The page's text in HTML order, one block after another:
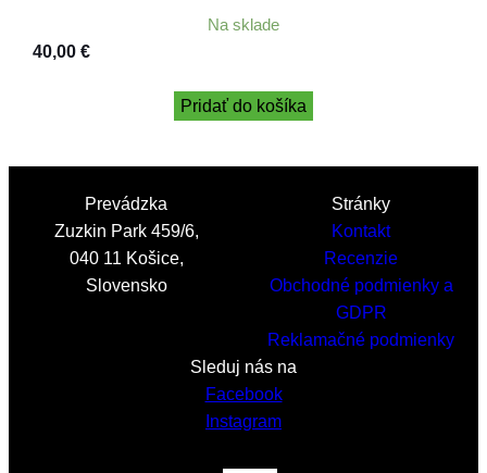
Na sklade
40,00 €
Pridať do košíka
Prevádzka
Zuzkin Park 459/6,
040 11 Košice,
Slovensko
Stránky
Kontakt
Recenzie
Obchodné podmienky a
GDPR
Reklamačné podmienky
Sleduj nás na
Facebook
Instagram